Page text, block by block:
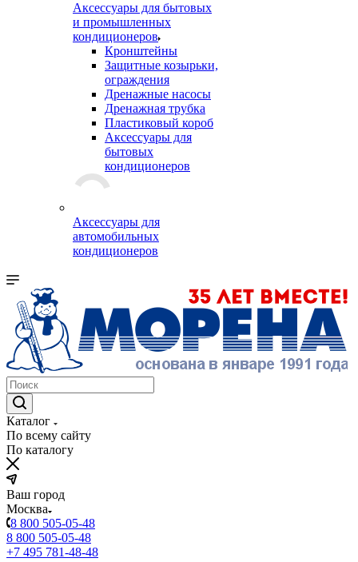
Аксессуары для бытовых
и промышленных
кондиционеров
Кронштейны
Защитные козырьки,
ограждения
Дренажные насосы
Дренажная трубка
Пластиковый короб
Аксессуары для
бытовых
кондиционеров
Аксессуары для
автомобильных
кондиционеров
Каталог
По всему сайту
По каталогу
Ваш город
Москва
8 800 505-05-48
8 800 505-05-48
+7 495 781-48-48